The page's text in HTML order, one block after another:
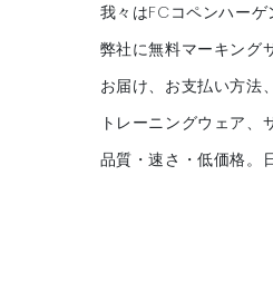
我々はFCコペンハー
弊社に無料マーキング
お届け、お支払い方法
トレーニングウェア、
品質・速さ・低価格。